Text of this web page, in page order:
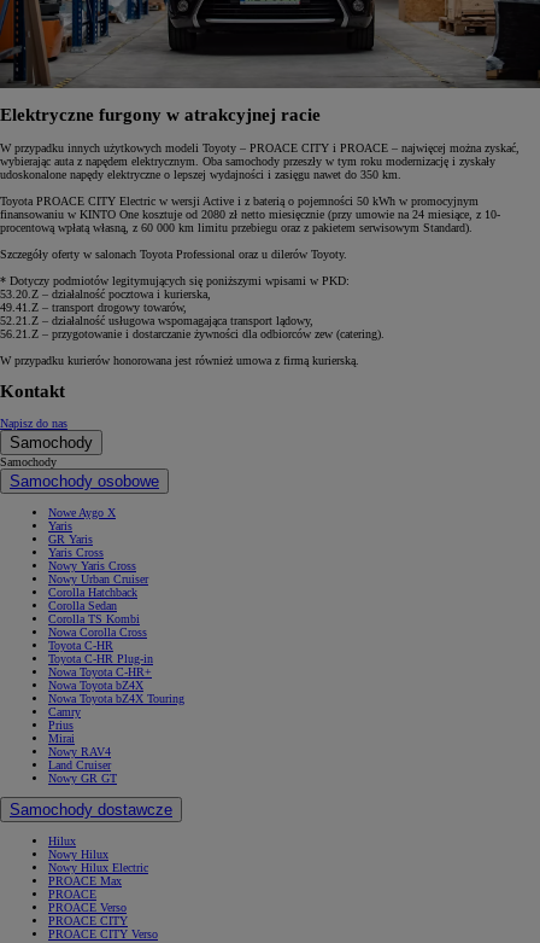
Elektryczne furgony w atrakcyjnej racie
W przypadku innych użytkowych modeli Toyoty – PROACE CITY i PROACE – najwięcej można zyskać,
wybierając auta z napędem elektrycznym. Oba samochody przeszły w tym roku modernizację i zyskały
udoskonalone napędy elektryczne o lepszej wydajności i zasięgu nawet do 350 km.
Toyota PROACE CITY Electric w wersji Active i z baterią o pojemności 50 kWh w promocyjnym
finansowaniu w KINTO One kosztuje od 2080 zł netto miesięcznie (przy umowie na 24 miesiące, z 10-
procentową wpłatą własną, z 60 000 km limitu przebiegu oraz z pakietem serwisowym Standard).
Szczegóły oferty w salonach Toyota Professional oraz u dilerów Toyoty.
* Dotyczy podmiotów legitymujących się poniższymi wpisami w PKD:
53.20.Z – działalność pocztowa i kurierska,
49.41.Z – transport drogowy towarów,
52.21.Z – działalność usługowa wspomagająca transport lądowy,
56.21.Z – przygotowanie i dostarczanie żywności dla odbiorców zew (catering).
W przypadku kurierów honorowana jest również umowa z firmą kurierską.
Kontakt
Napisz do nas
Samochody
Samochody
Samochody osobowe
Nowe Aygo X
Yaris
GR Yaris
Yaris Cross
Nowy Yaris Cross
Nowy Urban Cruiser
Corolla Hatchback
Corolla Sedan
Corolla TS Kombi
Nowa Corolla Cross
Toyota C-HR
Toyota C-HR Plug-in
Nowa Toyota C-HR+
Nowa Toyota bZ4X
Nowa Toyota bZ4X Touring
Camry
Prius
Mirai
Nowy RAV4
Land Cruiser
Nowy GR GT
Samochody dostawcze
Hilux
Nowy Hilux
Nowy Hilux Electric
PROACE Max
PROACE
PROACE Verso
PROACE CITY
PROACE CITY Verso